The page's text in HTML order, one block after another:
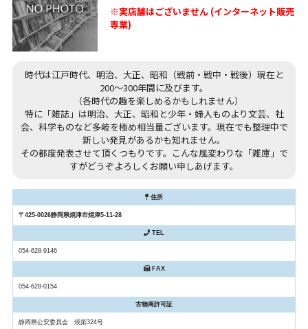
※実店舗はございません (インターネット販売
専業)
時代は江戸時代、明治、大正、昭和（戦前・戦中・戦後）現在と
200～300年間に及びます。
（各時代の趣を楽しめるかもしれません）
特に「雑誌」は明治、大正、昭和と少年・婦人ものより文芸、社
会、科学ものなど多岐を極め相当量ございます。現在でも整理中で
新しい発見があるかも知れません。
その都度発表させて頂くつもりです。こんな風変わりな「雑庫」で
すがどうぞよろしくお願い申しあげます。
住所
〒425-0026静岡県焼津市焼津5-11-28
TEL
054-628-9146
FAX
054-628-0154
古物商許可証
静岡県公安委員会 焼第324号